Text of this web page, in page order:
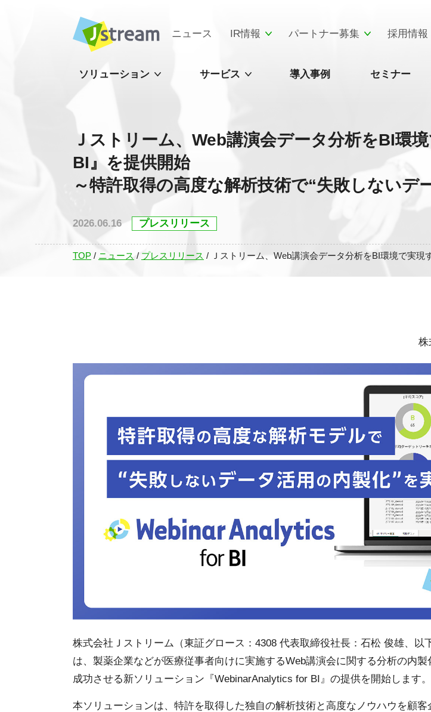
ニュース IR情報 パートナー募集 採用情報
ソリューション サービス 導入事例 セミナー
Ｊストリーム、Web講演会データ分析をBI環
BI』を提供開始
～特許取得の高度な解析技術で“失敗しないデ
2026.06.16 プレスリリース
TOP / ニュース / プレスリリース / Ｊストリーム、Web講演会データ分析をBI環境で実
株
株式会社Ｊストリーム（東証グロース：4308 代表取締役社長：石松 俊雄、以
は、製薬企業などが医療従事者向けに実施するWeb講演会に関する分析の内
成功させる新ソリューション『WebinarAnalytics for BI』の提供を開始します。
本ソリューションは、特許を取得した独自の解析技術と高度なノウハウを顧客